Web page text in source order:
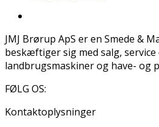
JMJ Brørup ApS er en Smede &
beskæftiger sig med salg,
landbrugsmaskiner og have- og
FØLG OS:
Kontaktoplysninger